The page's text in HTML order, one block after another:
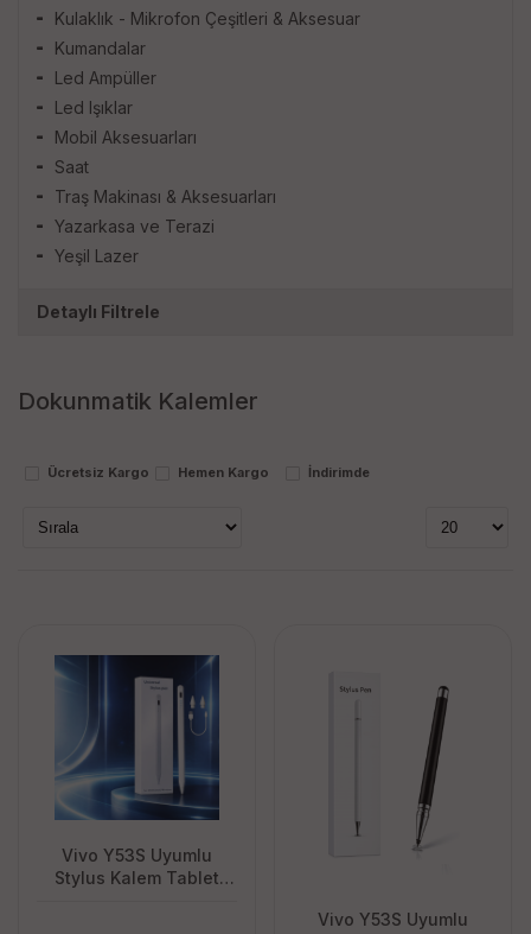
Kulaklık - Mikrofon Çeşitleri & Aksesuar
Kumandalar
Led Ampüller
Led Işıklar
Mobil Aksesuarları
Saat
Traş Makinası & Aksesuarları
Yazarkasa ve Terazi
Yeşil Lazer
Detaylı Filtrele
proithalat
stokta yok
Dokunmatik Kalemler
Ücretsiz Kargo Hemen Kargo İndirimde
Vivo Y53S Uyumlu
Stylus Kalem Tablet
Vivo Y53S Uyumlu